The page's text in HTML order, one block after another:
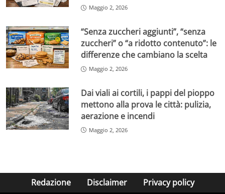
Maggio 2, 2026
“Senza zuccheri aggiunti”, “senza
zuccheri” o “a ridotto contenuto”: le
differenze che cambiano la scelta
Maggio 2, 2026
Dai viali ai cortili, i pappi del pioppo
mettono alla prova le città: pulizia,
aerazione e incendi
Maggio 2, 2026
Redazione Disclaimer Privacy policy